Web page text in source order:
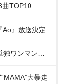
TOP10
Ao』放送決定
大暴走